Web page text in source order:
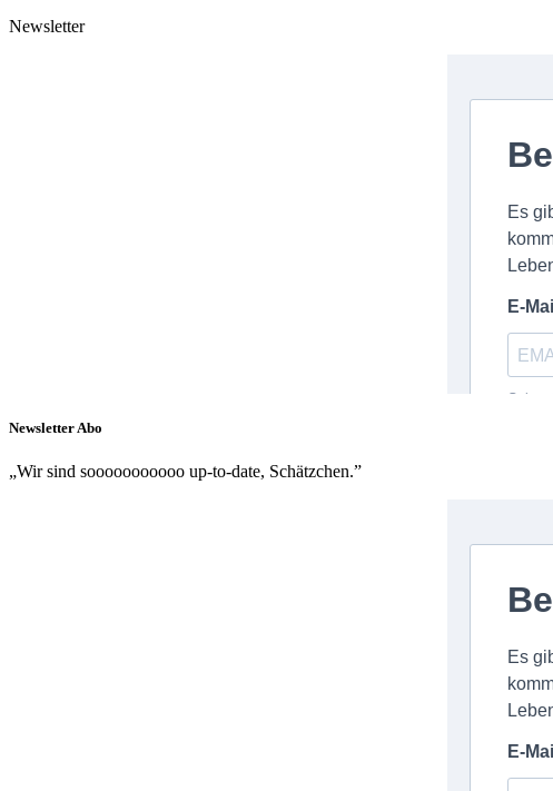
Newsletter
Newsletter Abo
„Wir sind sooooooooooo up-to-date, Schätzchen.”